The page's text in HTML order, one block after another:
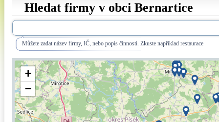
Hledat firmy v obci Bernartice
Můžete zadat název firmy, IČ, nebo popis činnosti. Zkuste například restaurace
+
−